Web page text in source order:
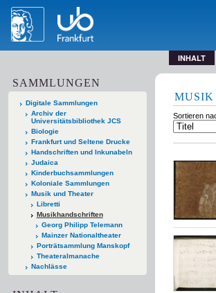
INHALT
SAMMLUNGEN
Digitale Sammlungen
Archiv der
Universitätsbibliothek JCS
Biologie
Frankfurt und Seltene Drucke
Handschriften und Inkunabeln
Judaica
Kinderbuchsammlungen
Koloniale Sammlungen
Musik und Theater
Libretti
Musikhandschriften
Georg Philipp Telemann
Mainzer Nationaltheater
Porträtsammlung Manskopf
Theateralmanache
Nachlässe
MUSIK
Sortieren